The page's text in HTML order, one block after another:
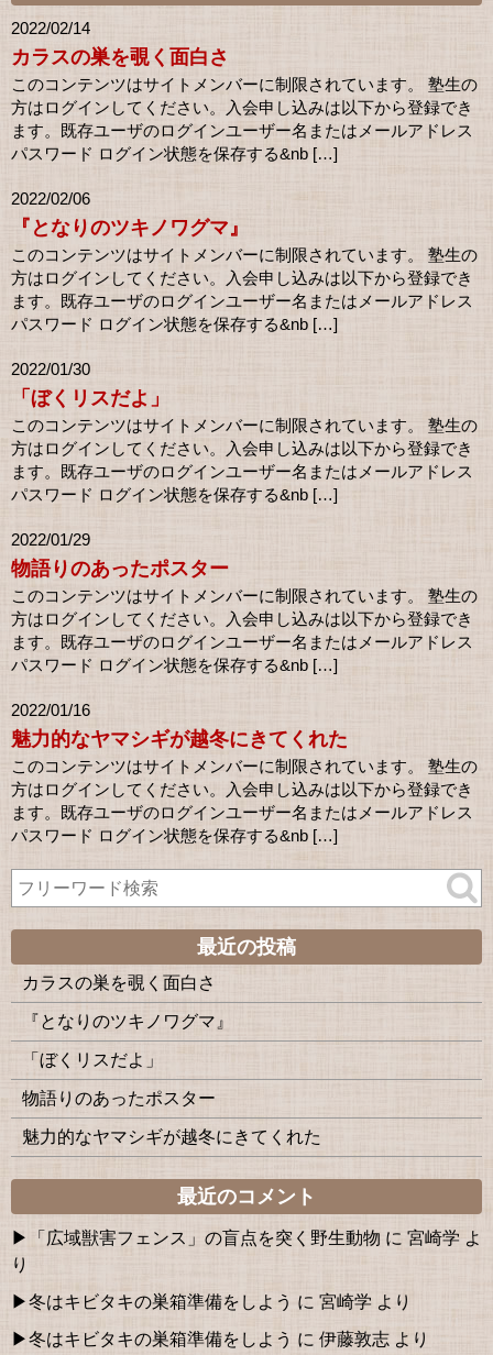
2022/02/14
カラスの巣を覗く面白さ
このコンテンツはサイトメンバーに制限されています。 塾生の
方はログインしてください。入会申し込みは以下から登録でき
ます。既存ユーザのログインユーザー名またはメールアドレス
パスワード ログイン状態を保存する&nb […]
2022/02/06
『となりのツキノワグマ』
このコンテンツはサイトメンバーに制限されています。 塾生の
方はログインしてください。入会申し込みは以下から登録でき
ます。既存ユーザのログインユーザー名またはメールアドレス
パスワード ログイン状態を保存する&nb […]
2022/01/30
「ぼくリスだよ」
このコンテンツはサイトメンバーに制限されています。 塾生の
方はログインしてください。入会申し込みは以下から登録でき
ます。既存ユーザのログインユーザー名またはメールアドレス
パスワード ログイン状態を保存する&nb […]
2022/01/29
物語りのあったポスター
このコンテンツはサイトメンバーに制限されています。 塾生の
方はログインしてください。入会申し込みは以下から登録でき
ます。既存ユーザのログインユーザー名またはメールアドレス
パスワード ログイン状態を保存する&nb […]
2022/01/16
魅力的なヤマシギが越冬にきてくれた
このコンテンツはサイトメンバーに制限されています。 塾生の
方はログインしてください。入会申し込みは以下から登録でき
ます。既存ユーザのログインユーザー名またはメールアドレス
パスワード ログイン状態を保存する&nb […]
最近の投稿
カラスの巣を覗く面白さ
『となりのツキノワグマ』
「ぼくリスだよ」
物語りのあったポスター
魅力的なヤマシギが越冬にきてくれた
最近のコメント
「広域獣害フェンス」の盲点を突く野生動物 に 宮崎学 よ
り
冬はキビタキの巣箱準備をしよう に 宮崎学 より
冬はキビタキの巣箱準備をしよう に 伊藤敦志 より